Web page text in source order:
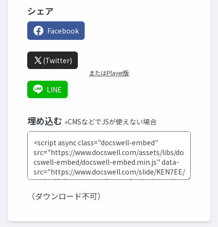
シェア
Facebook
(Twitter)
またはPlayer版
LINE
埋め込む »CMSなどでJSが使えない場合
（ダウンロード不可）